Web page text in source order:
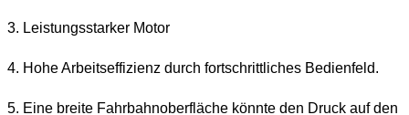
3. Leistungsstarker Motor
4. Hohe Arbeitseffizienz durch fortschrittliches Bedienfeld.
5. Eine breite Fahrbahnoberfläche könnte den Druck auf den